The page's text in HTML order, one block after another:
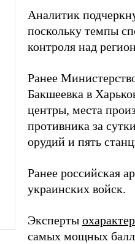
Аналитик
поскольку темпы
контроля над
Ранее
Бакшеевка в
центры, места
противника за
орудий и пять
Ранее российская
украинских войск.
Эксперты
самых мощных